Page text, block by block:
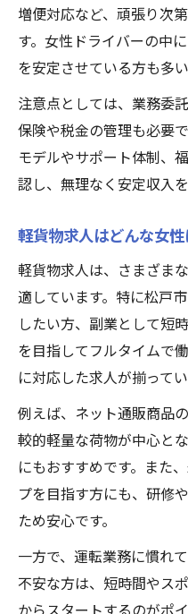
増便対応など、頑張り次
す。女性ドライバーの中
を安定させている方も多い
注意点としては、業務委
保険や税金の管理も必要
モデルやサポート体制、
認し、無理なく安定収入
軽貨物求人はどんな女
軽貨物求人は、さまざま
適しています。特に松戸
したい方、副業として短
を目指してフルタイムで
に対応した求人が揃ってい
例えば、ネット通販商品
較的軽量な荷物が中心と
にもおすすめです。また
プを目指す方にも、研修
ため安心です。
一方で、運転業務に慣れ
不安な方は、短時間やス
からスタートするのがポ